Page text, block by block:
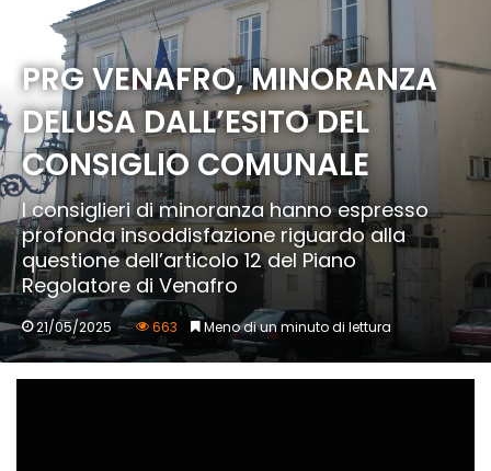
PRG VENAFRO, MINORANZA
DELUSA DALL’ESITO DEL
CONSIGLIO COMUNALE
I consiglieri di minoranza hanno espresso
profonda insoddisfazione riguardo alla
questione dell’articolo 12 del Piano
Regolatore di Venafro
21/05/2025 663 Meno di un minuto di lettura